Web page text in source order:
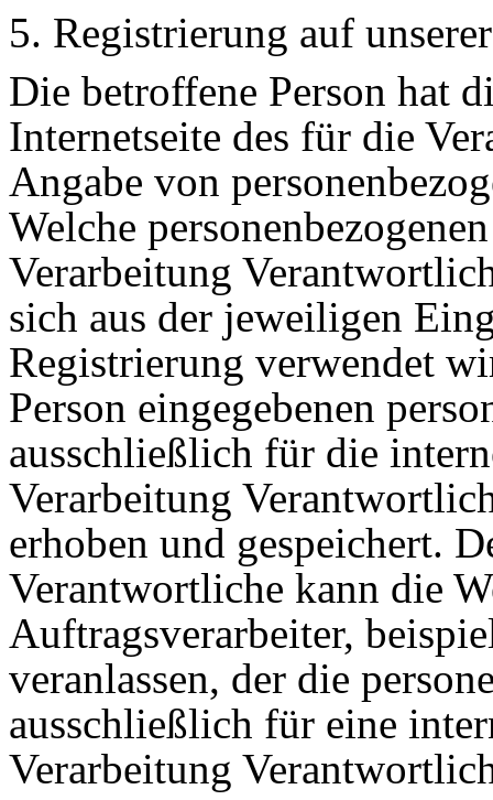
5. Registrierung auf
Die betroffene Person hat
Internetseite des für die
Angabe von
Welche
Verarbeitung
sich aus der jeweiligen
Registrierung verwendet
Person eingegebenen
ausschließlich für die
Verarbeitung
erhoben und gespeichert.
Verantwortliche kann die
Auftragsverarbeiter,
veranlassen, der die
ausschließlich für eine
Verarbeitung